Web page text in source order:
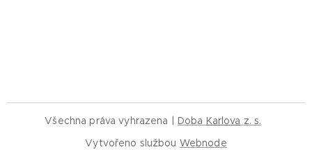
Všechna práva vyhrazena | Doba Karlova z. s.
Vytvořeno službou Webnode